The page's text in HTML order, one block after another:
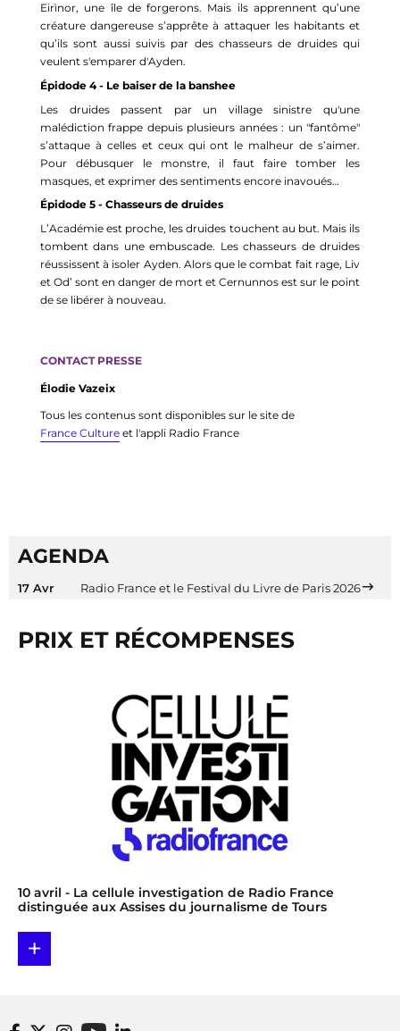
Eirìnor, une île de forgerons. Mais ils apprennent qu’une
créature dangereuse s’apprête à attaquer les habitants et
qu’ils sont aussi suivis par des chasseurs de druides qui
veulent s'emparer d'Ayden.
Épidode 4 - Le baiser de la banshee
Les druides passent par un village sinistre qu'une
malédiction frappe depuis plusieurs années : un "fantôme"
s’attaque à celles et ceux qui ont le malheur de s’aimer.
Pour débusquer le monstre, il faut faire tomber les
masques, et exprimer des sentiments encore inavoués…
Épidode 5 - Chasseurs de druides
L’Académie est proche, les druides touchent au but. Mais ils
tombent dans une embuscade. Les chasseurs de druides
réussissent à isoler Ayden. Alors que le combat fait rage, Liv
et Od’ sont en danger de mort et Cernunnos est sur le point
de se libérer à nouveau.
CONTACT PRESSE
Élodie Vazeix
Tous les contenus sont disponibles sur le site de
France Culture et l'appli Radio France
AGENDA
17 Avr Radio France et le Festival du Livre de Paris 2026
PRIX ET RÉCOMPENSES
10 avril - La cellule investigation de Radio France
distinguée aux Assises du journalisme de Tours
+